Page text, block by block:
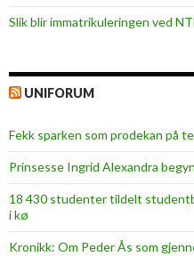
Slik blir immatrikuleringen ved
UNIFORUM
Fekk sparken som prodekan på
Prinsesse Ingrid Alexandra
18 430 studenter tildelt
i kø
Kronikk: Om Peder Ås som